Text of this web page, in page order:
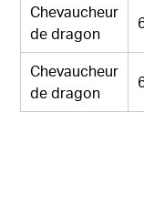
Chevaucheur
de dragon
Chevaucheur
de dragon